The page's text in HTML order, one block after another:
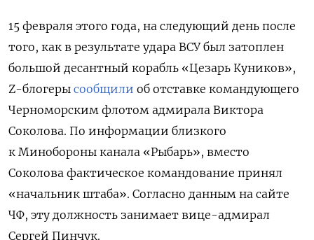
15 февраля этого года, на следующий день после
того, как в результате удара ВСУ был затоплен
большой десантный корабль «Цезарь Куников»,
Z-блогеры сообщили об отставке командующего
Черноморским флотом адмирала Виктора
Соколова. По информации близкого
к Минобороны канала «Рыбарь», вместо
Соколова фактическое командование принял
«начальник штаба». Согласно данным на сайте
ЧФ, эту должность занимает вице-адмирал
Сергей Пинчук.